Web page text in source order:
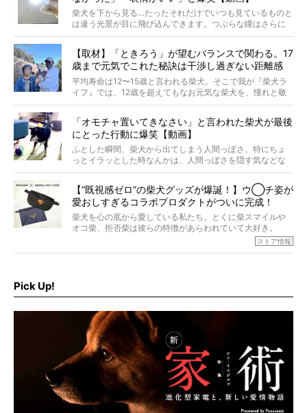
柴犬を下から見る…たったそれだけでいつも見ているものと
は違う光景が目に飛び込んできます。つぶらな瞳はさらに
つぶらに見え、モフモフのお顔はさらにモフモフに見えま
【取材】「ときろう」が望むバランスで関わる。17
歳まで元気でこれた秘訣は干渉し過ぎない距離感
#38ときろう
平均寿命は12〜15歳と言われる柴犬。そこで我が『柴犬ラ
イフ』では、12歳を超えてもなお元気な柴犬を、憧れと敬
意を込めて“レジェンド柴”と呼んでいます。 この特集で
ォーカスし、その元気の秘訣や、老犬と暮らすうえで大切
だと思うことを、オーナーさんに語っていただきます。今
回登場してくれたのは、17歳のときろうくん。小さい頃か
ら食が細かったため、何でも食べさせてきたということで
「オモチャ置いてきなさい」と言われた柴犬が最後
にとった行動に爆笑【動画】
ふとした瞬間、柴犬から出てしまう人間っぽさ。特にちょ
っとイラッとした時なんかは、人間っぽさを隠す気などな
いように見えます。もしかして本当の本当は、中身は人間
【“既視感ゼロ”の柴犬グッズが爆誕！】ウ◯チ姿が
愛おしすぎるコラボプロダクトがついに完成！
柴犬を心の底から愛している私たち。とくに柴スマイルや
オコ柴、拒否柴は彼らの特徴があらわれていて大好き。
でもちょっと待て…もうひとつ、忘れてはならない愛おしい
ストア情報
Pick Up!